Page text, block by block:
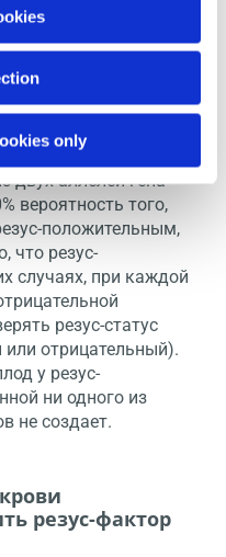
only
ли мать
не первая ее
понадобиться
гетерозиготен
двух аллелей гена
вероятность того,
положительным,
что резус-
случаях, при каждой
резус-статус
отрицательный).
у резус-
ни одного из
не создает.
резус-фактор